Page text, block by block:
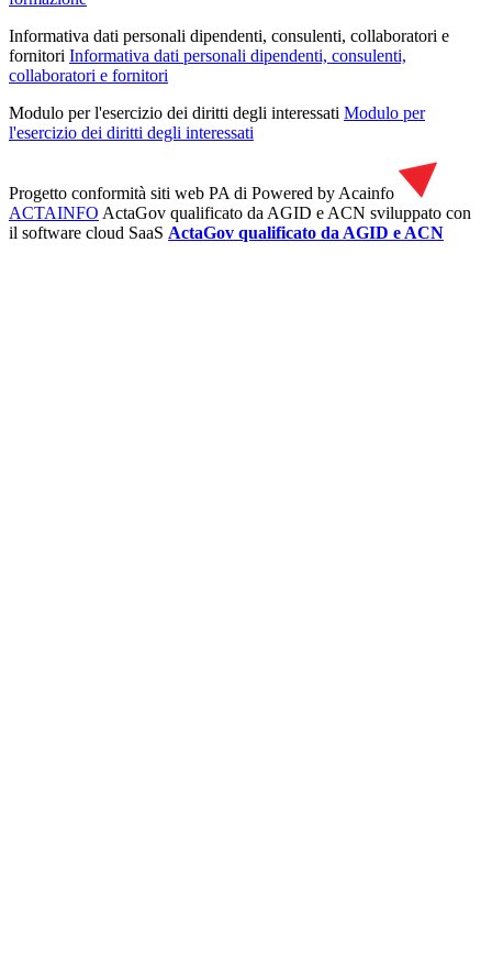
Informativa dati personali dipendenti, consulenti, collaboratori e
fornitori Informativa dati personali dipendenti, consulenti,
collaboratori e fornitori
Modulo per l'esercizio dei diritti degli interessati Modulo per
l'esercizio dei diritti degli interessati
Progetto conformità siti web PA di Powered by Acainfo
ACTAINFO ActaGov qualificato da AGID e ACN sviluppato con
il software cloud SaaS ActaGov qualificato da AGID e ACN